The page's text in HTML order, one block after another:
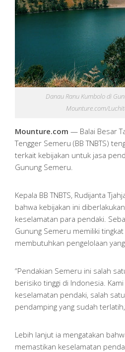
Danau Ranu Kumbolo di
Mounture.com/
Mounture.com — Balai Besar
Tengger Semeru (BB TNBTS)
terkait kebijakan untuk jasa
Gunung Semeru.
Kepala BB TNBTS, Rudijanta
bahwa kebijakan ini
keselamatan para pendaki.
Gunung Semeru memiliki
membutuhkan pengelolaan
“Pendakian Semeru ini salah
berisiko tinggi di Indonesia.
keselamatan pendaki, salah
pendamping yang sudah
Lebih lanjut ia mengatakan
memastikan keselamatan